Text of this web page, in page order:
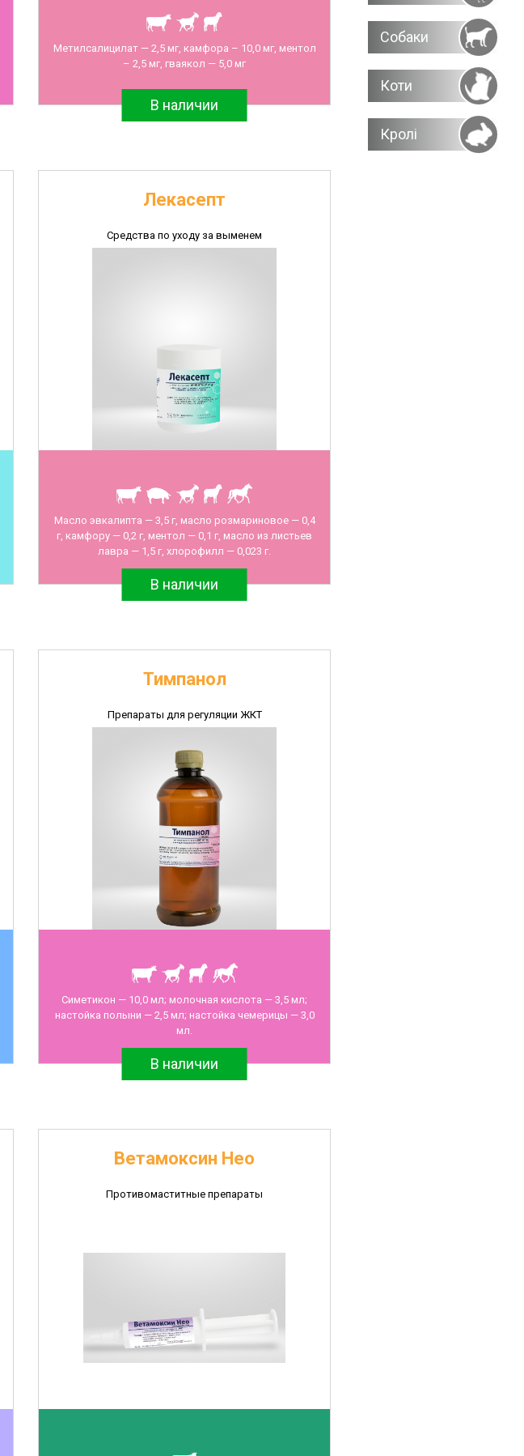
Метилсалицилат — 2,5 мг, камфора – 10,0 мг, ментол
– 2,5 мг, гваякол — 5,0 мг
В наличии
Лекасепт
Средства по уходу за выменем
Масло эвкалипта — 3,5 г, масло розмариновое — 0,4
г, камфору — 0,2 г, ментол — 0,1 г, масло из листьев
лавра — 1,5 г, хлорофилл — 0,023 г.
В наличии
Тимпанол
Препараты для регуляции ЖКТ
Симетикон — 10,0 мл; молочная кислота — 3,5 мл;
настойка полыни — 2,5 мл; настойка чемерицы — 3,0
мл.
В наличии
Ветамоксин Нео
Противомаститные препараты
Собаки
Коти
Кролі